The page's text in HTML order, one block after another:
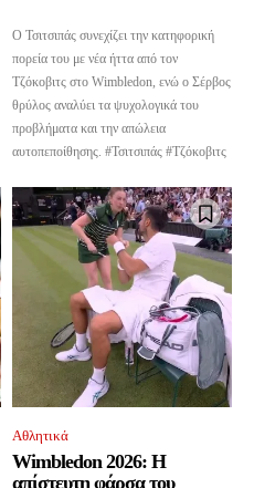
Ο Τσιτσιπάς συνεχίζει την κατηφορική
πορεία του με νέα ήττα από τον
Τζόκοβιτς στο Wimbledon, ενώ ο Σέρβος
θρύλος αναλύει τα ψυχολογικά του
προβλήματα και την απώλεια
αυτοπεποίθησης. #Τσιτσιπάς #Τζόκοβιτς
Αθλητικά
Wimbledon 2026: Η
απίστευτη φάρσα του